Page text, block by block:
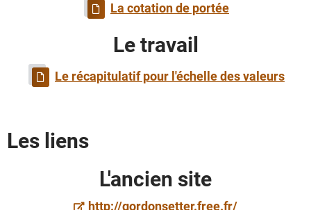
La cotation de portée
Le travail
Le récapitulatif pour l'échelle des valeurs
Les liens
L'ancien site
http://gordonsetter.free.fr/